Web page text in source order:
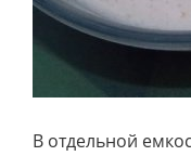
В отдельной